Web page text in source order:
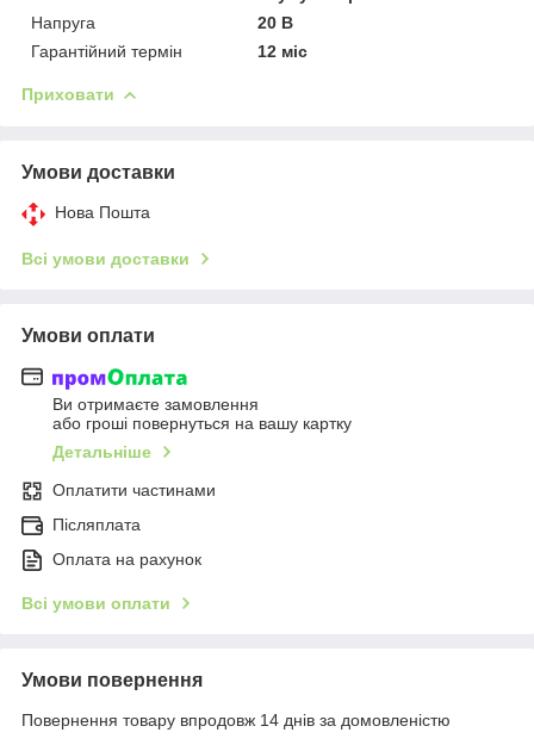
Напруга
20 В
Гарантійний термін
12 міс
Приховати
Умови доставки
Нова Пошта
Всі умови доставки
Умови оплати
Ви отримаєте замовлення
або гроші повернуться на вашу картку
Детальніше
Оплатити частинами
Післяплата
Оплата на рахунок
Всі умови оплати
Умови повернення
Повернення товару впродовж 14 днів за домовленістю